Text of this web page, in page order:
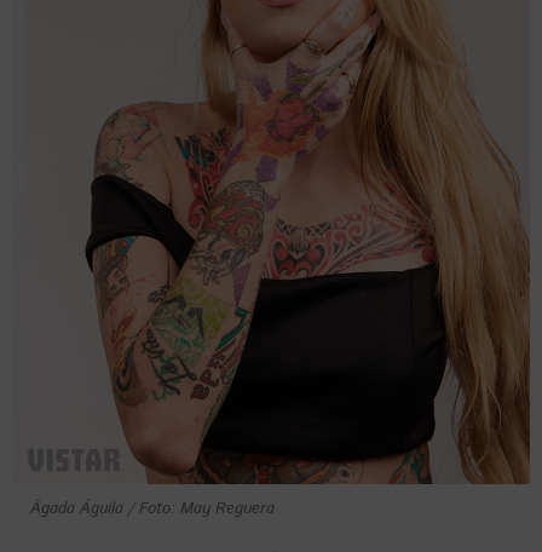
Ágada Águila / Foto: May Reguera